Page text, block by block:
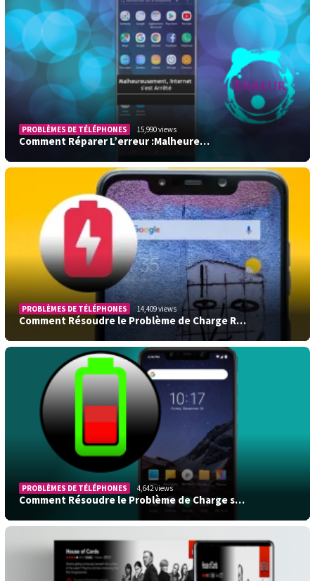
PROBLÈMES DE TÉLÉPHONES 15,990 views
Comment Réparer L’erreur :Malheure…
PROBLÈMES DE TÉLÉPHONES 14,409 views
Comment Résoudre le Problème de Charge R…
PROBLÈMES DE TÉLÉPHONES 4,642 views
Comment Résoudre le Problème de Charge s…